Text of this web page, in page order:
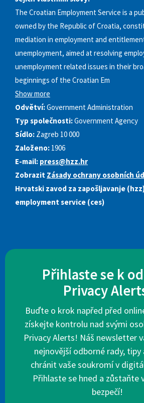
The Croatian Employment Service is a
owned by the Republic of Croatia,
mediation in employment and
unemployment, aimed at resolving
unemployment related issues in their
beginnings of the Croatian Em
Show more
Odvětví:Government Administration
Typ společnosti:Government Agency
Sídlo: Zagreb 10 000
Založeno: 1906
E-mail: press@hzz.hr
Zobrazit Zásady ochrany osobních
Hrvatski zavod za zapošljavanje
employment service (ces)
Přihlaste se k
Privacy
Buďte o krok napřed před
získejte kontrolu nad svými
Privacy Alerts! Náš newsletter
nejnovější odborné rady, tipy
chránit vaše soukromí v
Přihlaste se hned a zůstaňte
bezpečí!